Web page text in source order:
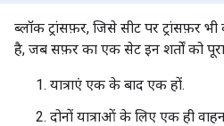
ब्लॉक ट्रांसफ़र, जिसे सीट पर ट्रांसफ़र
है, जब सफ़र का एक सेट इन शर्तों को पूरा
यात्राएं एक के बाद एक हों.
दोनों यात्राओं के लिए एक ही